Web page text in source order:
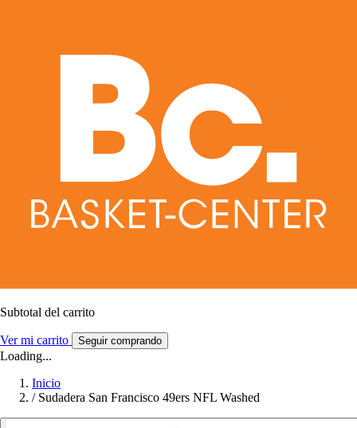
Subtotal del carrito
Ver mi carrito Seguir comprando
Loading...
Inicio
/ Sudadera San Francisco 49ers NFL Washed